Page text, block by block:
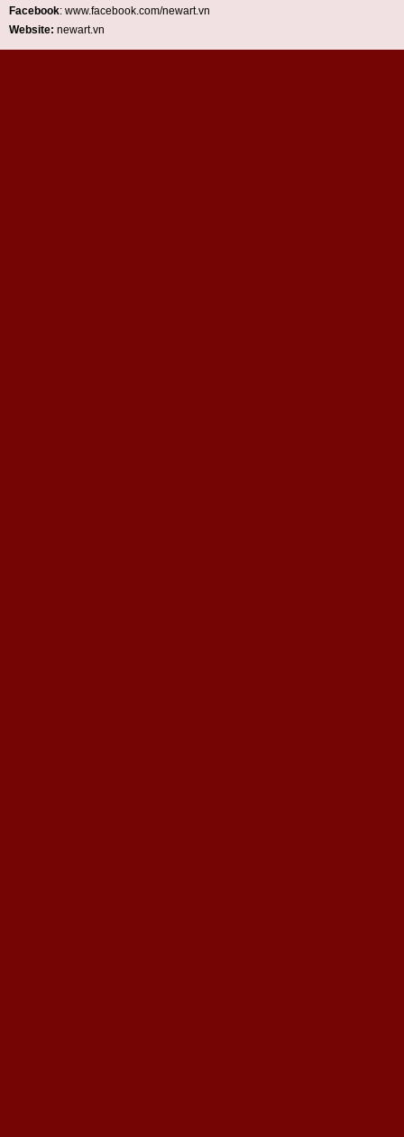
Facebook: www.facebook.com/newart.vn
Website: newart.vn